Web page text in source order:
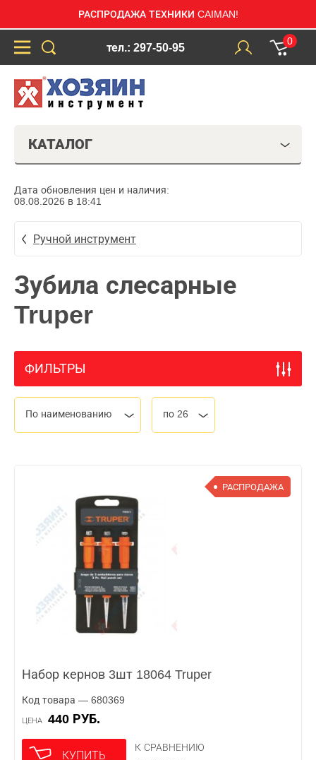
РАСПРОДАЖА ТЕХНИКИ CAIMAN!
тел.: 297-50-95
0
КАТАЛОГ
Дата обновления цен и наличия:
08.08.2026 в 18:41
Ручной инструмент
Зубила слесарные
Truper
ФИЛЬТРЫ
По наименованию по 26
РАСПРОДАЖА
Набор кернов 3шт 18064 Truper
Код товара — 680369
ЦЕНА 440 РУБ.
КУПИТЬ
К СРАВНЕНИЮ